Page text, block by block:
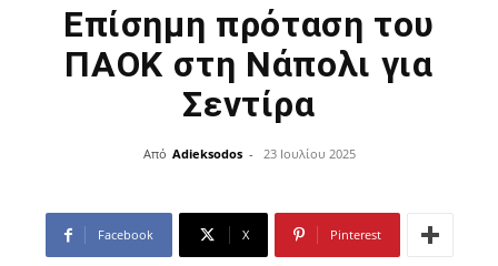
Επίσημη πρόταση του
ΠΑΟΚ στη Νάπολι για
Σεντίρα
Από Adieksodos - 23 Ιουλίου 2025
Facebook X Pinterest